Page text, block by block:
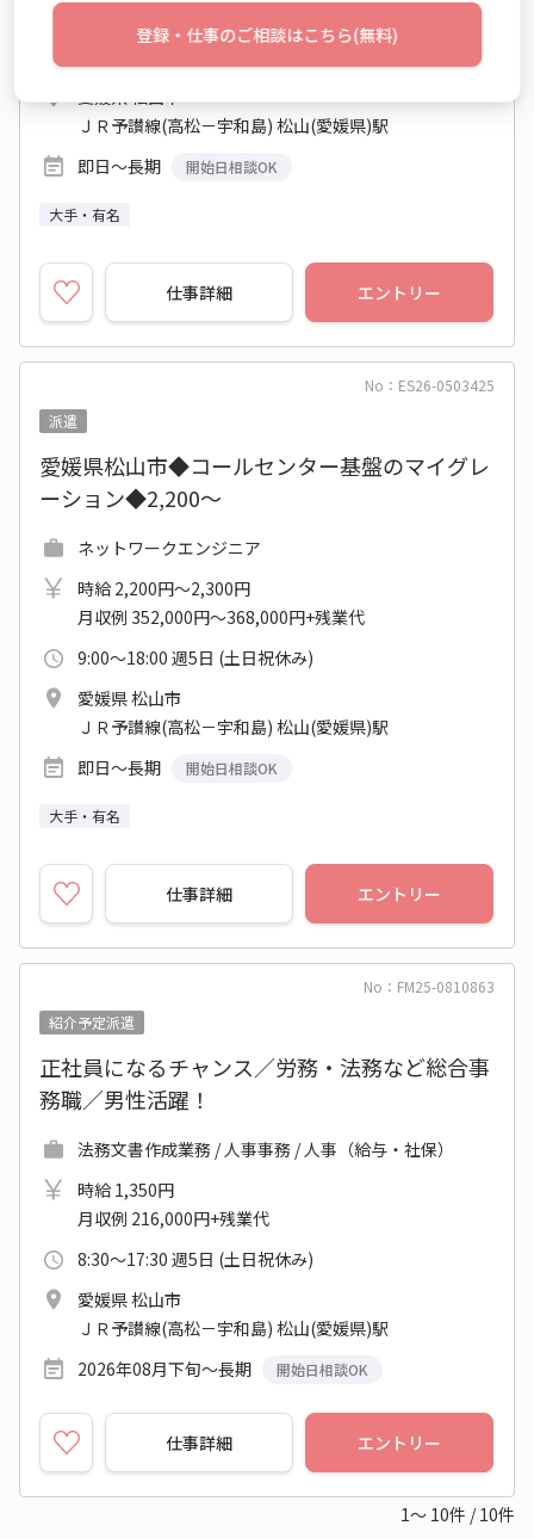
愛媛県 松山市
ＪＲ予讃線(高松－宇和島) 松山(愛媛県)駅
即日～長期
開始日相談OK
大手・有名
仕事詳細 エントリー
No：ES26-0503425
派遣
愛媛県松山市◆コールセンター基盤のマイグレ
ーション◆2,200～
ネットワークエンジニア
時給 2,200円～2,300円
月収例 352,000円～368,000円+残業代
9:00～18:00 週5日 (土日祝休み)
愛媛県 松山市
ＪＲ予讃線(高松－宇和島) 松山(愛媛県)駅
即日～長期
開始日相談OK
大手・有名
仕事詳細 エントリー
No：FM25-0810863
紹介予定派遣
正社員になるチャンス／労務・法務など総合事
務職／男性活躍！
法務文書作成業務 / 人事事務 / 人事（給与・社保）
時給 1,350円
月収例 216,000円+残業代
8:30～17:30 週5日 (土日祝休み)
愛媛県 松山市
ＪＲ予讃線(高松－宇和島) 松山(愛媛県)駅
2026年08月下旬～長期
開始日相談OK
仕事詳細 エントリー
1～ 10件 / 10件
登録・仕事のご相談はこちら(無料)